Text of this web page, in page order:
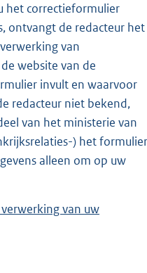
het correctieformulier
ontvangt de redacteur het
van
website van de
invult en waarvoor
van het ministerie van
) het
alleen om op uw